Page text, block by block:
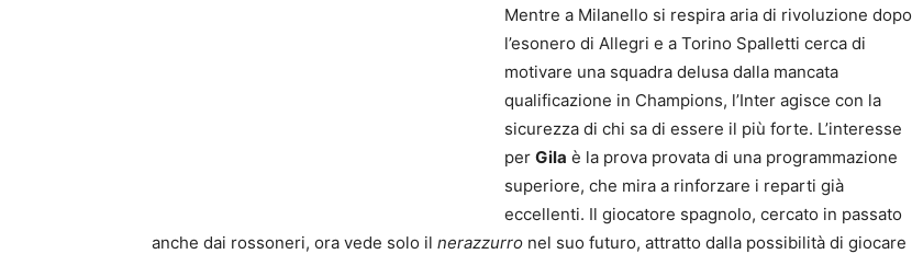
Mentre a Milanello si respira aria di rivoluzione dopo
l’esonero di Allegri e a Torino Spalletti cerca di
motivare una squadra delusa dalla mancata
qualificazione in Champions, l’Inter agisce con la
sicurezza di chi sa di essere il più forte. L’interesse
per Gila è la prova provata di una programmazione
superiore, che mira a rinforzare i reparti già
eccellenti. Il giocatore spagnolo, cercato in passato
anche dai rossoneri, ora vede solo il nerazzurro nel suo futuro, attratto dalla possibilità di giocare